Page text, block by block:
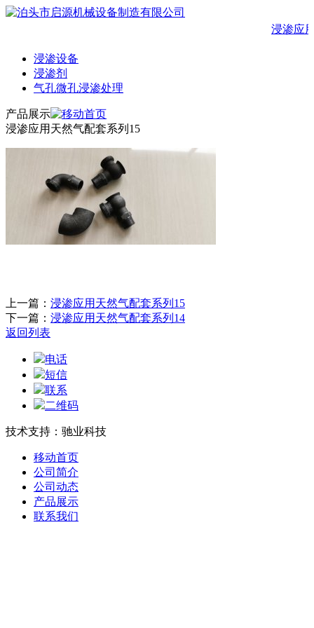
浸渗应
浸渗设备
浸渗剂
气孔微孔浸渗处理
产品展示
浸渗应用天然气配套系列15
上一篇： 浸渗应用天然气配套系列15
下一篇： 浸渗应用天然气配套系列14
返回列表
电话
短信
联系
二维码
技术支持：驰业科技
移动首页
公司简介
公司动态
产品展示
联系我们